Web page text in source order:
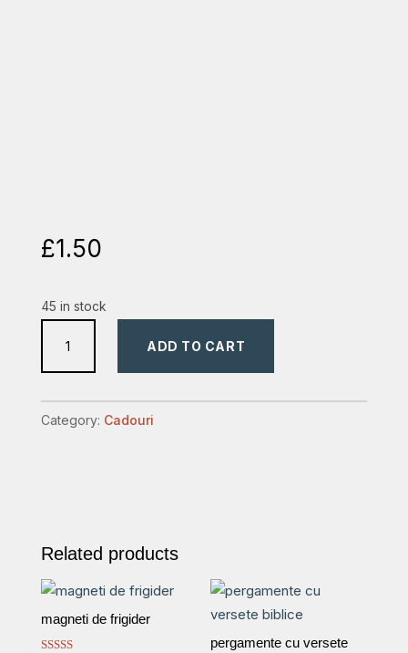
£1.50
45 in stock
ani''
quantity
ADD TO CART
Category: Cadouri
Related products
magneti de frigider
pergamente cu versete